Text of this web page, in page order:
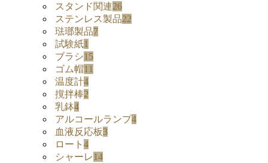
スタンド関連26
ステンレス製品22
琺瑯製品7
試験紙1
ブラシ15
ゴム帽11
温度計4
撹拌棒2
乳鉢4
アルコールランプ4
血液反応板3
ロート 4
シャーレ 14